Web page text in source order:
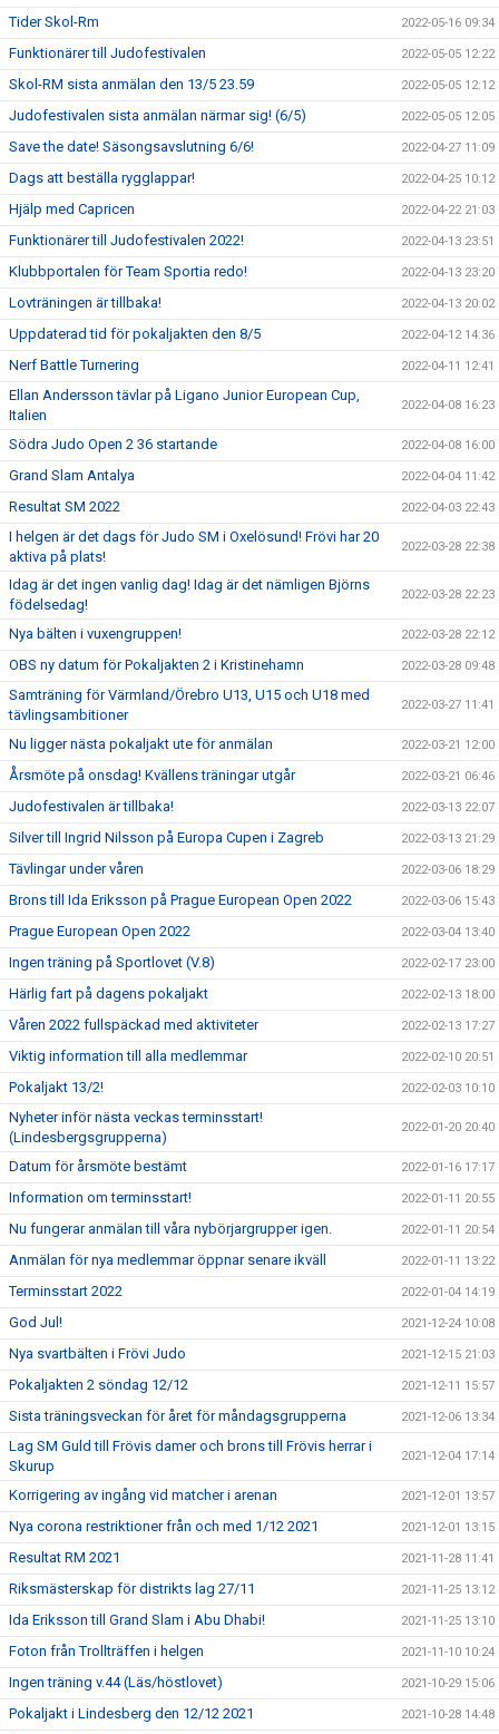
Tider Skol-Rm 2022-05-16 09:34
Funktionärer till Judofestivalen 2022-05-05 12:22
Skol-RM sista anmälan den 13/5 23.59 2022-05-05 12:12
Judofestivalen sista anmälan närmar sig! (6/5) 2022-05-05 12:05
Save the date! Säsongsavslutning 6/6! 2022-04-27 11:09
Dags att beställa rygglappar! 2022-04-25 10:12
Hjälp med Capricen 2022-04-22 21:03
Funktionärer till Judofestivalen 2022! 2022-04-13 23:51
Klubbportalen för Team Sportia redo! 2022-04-13 23:20
Lovträningen är tillbaka! 2022-04-13 20:02
Uppdaterad tid för pokaljakten den 8/5 2022-04-12 14:36
Nerf Battle Turnering 2022-04-11 12:41
Ellan Andersson tävlar på Ligano Junior European Cup,
Italien
2022-04-08 16:23
Södra Judo Open 2 36 startande 2022-04-08 16:00
Grand Slam Antalya 2022-04-04 11:42
Resultat SM 2022 2022-04-03 22:43
I helgen är det dags för Judo SM i Oxelösund! Frövi har 20
aktiva på plats!
2022-03-28 22:38
Idag är det ingen vanlig dag! Idag är det nämligen Björns
födelsedag!
2022-03-28 22:23
Nya bälten i vuxengruppen! 2022-03-28 22:12
OBS ny datum för Pokaljakten 2 i Kristinehamn 2022-03-28 09:48
Samträning för Värmland/Örebro U13, U15 och U18 med
tävlingsambitioner
2022-03-27 11:41
Nu ligger nästa pokaljakt ute för anmälan 2022-03-21 12:00
Årsmöte på onsdag! Kvällens träningar utgår 2022-03-21 06:46
Judofestivalen är tillbaka! 2022-03-13 22:07
Silver till Ingrid Nilsson på Europa Cupen i Zagreb 2022-03-13 21:29
Tävlingar under våren 2022-03-06 18:29
Brons till Ida Eriksson på Prague European Open 2022 2022-03-06 15:43
Prague European Open 2022 2022-03-04 13:40
Ingen träning på Sportlovet (V.8) 2022-02-17 23:00
Härlig fart på dagens pokaljakt 2022-02-13 18:00
Våren 2022 fullspäckad med aktiviteter 2022-02-13 17:27
Viktig information till alla medlemmar 2022-02-10 20:51
Pokaljakt 13/2! 2022-02-03 10:10
Nyheter inför nästa veckas terminsstart!
(Lindesbergsgrupperna)
2022-01-20 20:40
Datum för årsmöte bestämt 2022-01-16 17:17
Information om terminsstart! 2022-01-11 20:55
Nu fungerar anmälan till våra nybörjargrupper igen. 2022-01-11 20:54
Anmälan för nya medlemmar öppnar senare ikväll 2022-01-11 13:22
Terminsstart 2022 2022-01-04 14:19
God Jul! 2021-12-24 10:08
Nya svartbälten i Frövi Judo 2021-12-15 21:03
Pokaljakten 2 söndag 12/12 2021-12-11 15:57
Sista träningsveckan för året för måndagsgrupperna 2021-12-06 13:34
Lag SM Guld till Frövis damer och brons till Frövis herrar i
Skurup
2021-12-04 17:14
Korrigering av ingång vid matcher i arenan 2021-12-01 13:57
Nya corona restriktioner från och med 1/12 2021 2021-12-01 13:15
Resultat RM 2021 2021-11-28 11:41
Riksmästerskap för distrikts lag 27/11 2021-11-25 13:12
Ida Eriksson till Grand Slam i Abu Dhabi! 2021-11-25 13:10
Foton från Trollträffen i helgen 2021-11-10 10:24
Ingen träning v.44 (Läs/höstlovet) 2021-10-29 15:06
Pokaljakt i Lindesberg den 12/12 2021 2021-10-28 14:48